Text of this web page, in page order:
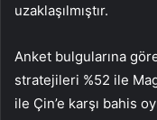
uzaklaşılmıştır.
Anket bulgularına
stratejileri %52 ile
ile Çin’e karşı bahis